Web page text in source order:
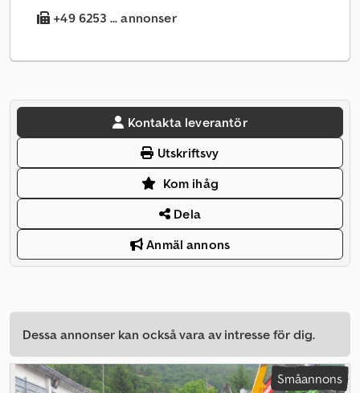
+49 6253 ... annonser
Kontakta leverantör
Utskriftsvy
Kom ihåg
Dela
Anmäl annons
Dessa annonser kan också vara av intresse för dig.
Småannons